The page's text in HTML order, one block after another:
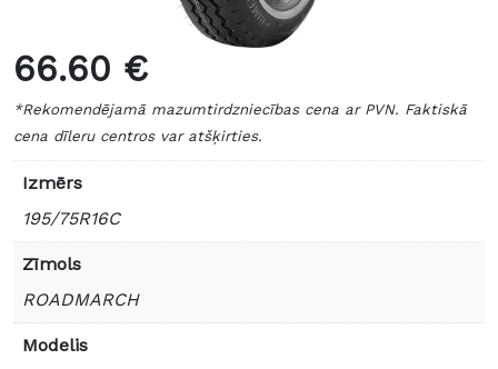
66.60 €
*Rekomendējamā mazumtirdzniecības cena ar PVN. Faktiskā
cena dīleru centros var atšķirties.
Izmērs
195/75R16C
Zīmols
ROADMARCH
Modelis